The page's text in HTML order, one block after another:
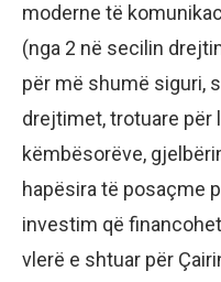
moderne të
(nga 2 në secilin
për më shumë siguri,
drejtimet, trotuare për
këmbësorëve,
hapësira të posaçme
investim që
vlerë e shtuar për